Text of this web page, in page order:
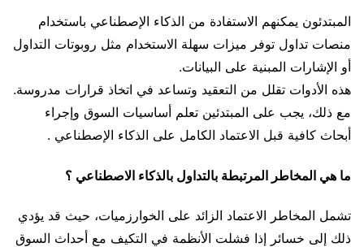
المبتدئون يمكنهم الاستفادة من الذكاء الإصطناعي باستخدام
منصات تداول توفر ميزات سهلة الاستخدام مثل روبوتات التداول
أو الإشارات المبنية على البيانات.
هذه الأدوات تقلل من التعقيد وتساعد في اتخاذ قرارات مدروسة.
مع ذلك، يجب على المبتدئين تعلم أساسيات السوق وإجراء
أبحاث كافية قبل الاعتماد الكامل على الذكاء الإصطناعي .
ما هي المخاطر المرتبطة بالتداول بالذكاء الاصطناعي ؟
تشمل المخاطر الاعتماد الزائد على الخوارزميات، حيث قد يؤدي
ذلك إلى خسائر إذا فشلت الأنظمة في التكيف مع أحداث السوق